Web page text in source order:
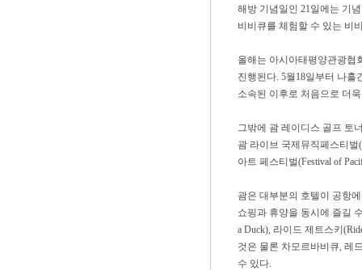
해방 기념일인 21일에는 기
비비큐를 체험할 수 있는 비
올해는 아시아태평양관광협
진행된다. 5월18일부터 나흘
소속된 이후로 처음으로 더
그밖에 괌 레이디스 골프 토너
괌 라이브 국제뮤직페스티벌
아트 페스티벌(Festival of
괌은 대부분의 호텔이 공항
쇼핑과 휴양을 동시에 즐길
a Duck), 라이드 제트스키
것은 물론 차모르바비큐, 레
수 있다.